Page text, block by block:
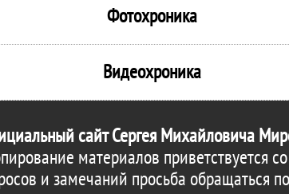
Фотохроника
Видеохроника
сайт Сергея Михайловича
материалов приветствуется
и замечаний просьба обращаться